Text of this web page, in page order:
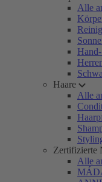
Alle
Haare
Alle
Zertifizierte
Alle